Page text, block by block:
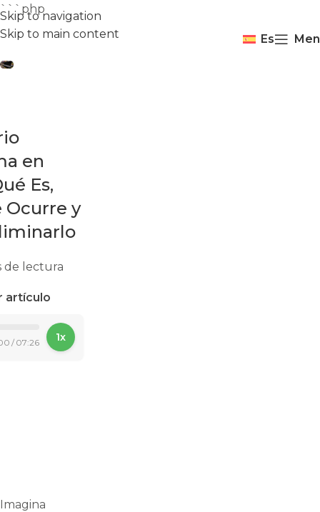
```php
Skip to navigation
Skip to main content
Es
en
Es,
Ocurre y
lectura
artículo
/ 07:26 1x
Imagina